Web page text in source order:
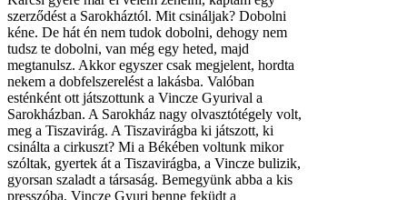
szerződést a Sarokháztól. Mit csináljak? Dobolni
kéne. De hát én nem tudok dobolni, dehogy nem
tudsz te dobolni, van még egy heted, majd
megtanulsz. Akkor egyszer csak megjelent, hordta
nekem a dobfelszerelést a lakásba. Valóban
esténként ott játszottunk a Vincze Gyurival a
Sarokházban. A Sarokház nagy olvasztótégely volt,
meg a Tiszavirág. A Tiszavirágba ki játszott, ki
csinálta a cirkuszt? Mi a Békében voltunk mikor
szóltak, gyertek át a Tiszavirágba, a Vincze bulizik,
gyorsan szaladt a társaság. Bemegyünk abba a kis
presszóba, Vincze Gyuri benne feküdt a